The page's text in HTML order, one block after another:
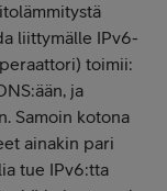
liittymälle IPv6-
toimii:
ja
Samoin kotona
ainakin pari
tue IPv6:tta